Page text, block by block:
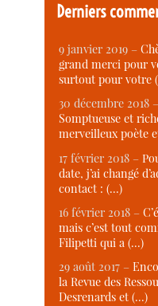
Derniers
9 janvier 2019 –
grand merci pour
surtout pour votre
30 décembre 2018
Somptueuse et
merveilleux poète
17 février 2018 –
date, j’ai changé
contact : (…)
16 février 2018 –
mais c’est tout
Filipetti qui a (…)
29 août 2017 –
la Revue des
Desrenards et (…)